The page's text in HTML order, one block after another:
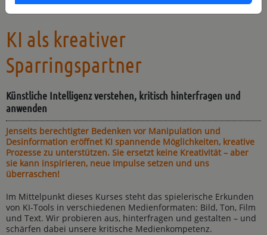
KI als kreativer
Sparringspartner
Künstliche Intelligenz verstehen, kritisch hinterfragen und
anwenden
Jenseits berechtigter Bedenken vor Manipulation und
Desinformation eröffnet KI spannende Möglichkeiten, kreative
Prozesse zu unterstützen. Sie ersetzt keine Kreativität – aber
sie kann inspirieren, neue Impulse setzen und uns
überraschen!
Im Mittelpunkt dieses Kurses steht das spielerische Erkunden
von KI-Tools in verschiedenen Medienformaten: Bild, Ton, Film
und Text. Wir probieren aus, hinterfragen und gestalten – und
schärfen dabei unsere kritische Medienkompetenz.